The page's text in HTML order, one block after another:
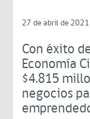
27 de abril de 2021
Con éxito
Economía
$4.815
negocios